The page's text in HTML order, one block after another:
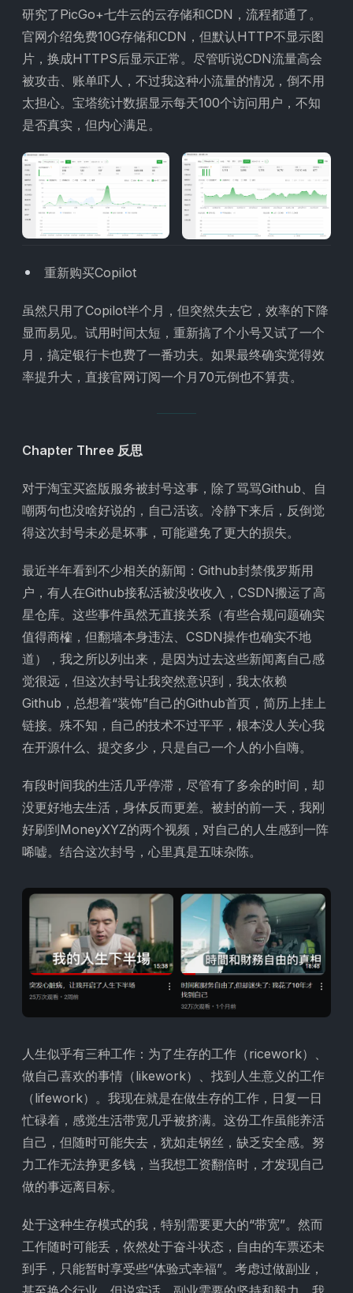
研究了PicGo+七牛云的云存储和CDN，流程都通了。
官网介绍免费10G存储和CDN，但默认HTTP不显示图
片，换成HTTPS后显示正常。尽管听说CDN流量高会
被攻击、账单吓人，不过我这种小流量的情况，倒不用
太担心。宝塔统计数据显示每天100个访问用户，不知
是否真实，但内心满足。
重新购买Copilot
虽然只用了Copilot半个月，但突然失去它，效率的下降
显而易见。试用时间太短，重新搞了个小号又试了一个
月，搞定银行卡也费了一番功夫。如果最终确实觉得效
率提升大，直接官网订阅一个月70元倒也不算贵。
Chapter Three 反思
对于淘宝买盗版服务被封号这事，除了骂骂Github、自
嘲两句也没啥好说的，自己活该。冷静下来后，反倒觉
得这次封号未必是坏事，可能避免了更大的损失。
最近半年看到不少相关的新闻：Github封禁俄罗斯用
户，有人在Github接私活被没收收入，CSDN搬运了高
星仓库。这些事件虽然无直接关系（有些合规问题确实
值得商榷，但翻墙本身违法、CSDN操作也确实不地
道），我之所以列出来，是因为过去这些新闻离自己感
觉很远，但这次封号让我突然意识到，我太依赖
Github，总想着“装饰”自己的Github首页，简历上挂上
链接。殊不知，自己的技术不过平平，根本没人关心我
在开源什么、提交多少，只是自己一个人的小自嗨。
有段时间我的生活几乎停滞，尽管有了多余的时间，却
没更好地去生活，身体反而更差。被封的前一天，我刚
好刷到MoneyXYZ的两个视频，对自己的人生感到一阵
唏嘘。结合这次封号，心里真是五味杂陈。
人生似乎有三种工作：为了生存的工作（ricework）、
做自己喜欢的事情（likework）、找到人生意义的工作
（lifework）。我现在就是在做生存的工作，日复一日
忙碌着，感觉生活带宽几乎被挤满。这份工作虽能养活
自己，但随时可能失去，犹如走钢丝，缺乏安全感。努
力工作无法挣更多钱，当我想工资翻倍时，才发现自己
做的事远离目标。
处于这种生存模式的我，特别需要更大的“带宽”。然而
工作随时可能丢，依然处于奋斗状态，自由的车票还未
到手，只能暂时享受些“体验式幸福”。考虑过做副业，